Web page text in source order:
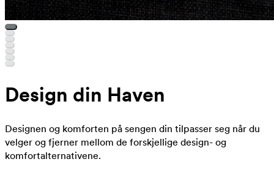
Design din Haven
Designen og komforten på sengen din tilpasser seg når du
velger og fjerner mellom de forskjellige design- og
komfortalternativene.